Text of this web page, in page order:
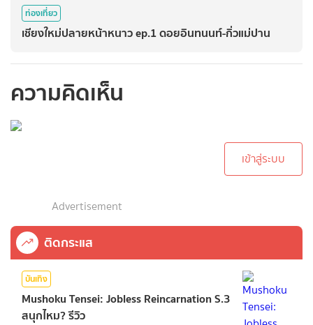
ท่องเที่ยว
เชียงใหม่ปลายหน้าหนาว ep.1 ดอยอินทนนท์-กิ่วแม่ปาน
ความคิดเห็น
เข้าสู่ระบบ
Advertisement
ติดกระแส
บันเทิง
Mushoku Tensei: Jobless Reincarnation S.3
สนุกไหม? รีวิว